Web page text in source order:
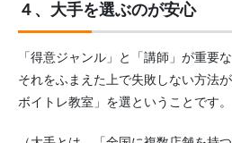
４、大手を選ぶのが安心
「得意ジャンル」と「講師」が重要
それをふまえた上で失敗しない方法
ボイトレ教室」を選ということです。